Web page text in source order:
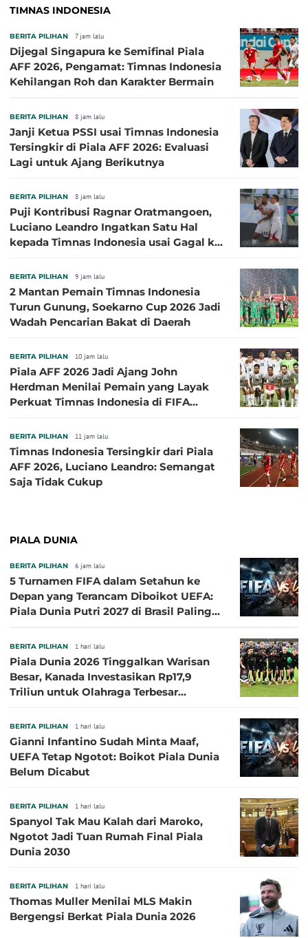
TIMNAS INDONESIA
BERITA PILIHAN 7 jam lalu
Dijegal Singapura ke Semifinal Piala
AFF 2026, Pengamat: Timnas Indonesia
Kehilangan Roh dan Karakter Bermain
BERITA PILIHAN 8 jam lalu
Janji Ketua PSSI usai Timnas Indonesia
Tersingkir di Piala AFF 2026: Evaluasi
Lagi untuk Ajang Berikutnya
BERITA PILIHAN 8 jam lalu
Puji Kontribusi Ragnar Oratmangoen,
Luciano Leandro Ingatkan Satu Hal
kepada Timnas Indonesia usai Gagal ke
BERITA PILIHAN 9 jam lalu
2 Mantan Pemain Timnas Indonesia
Turun Gunung, Soekarno Cup 2026 Jadi
Wadah Pencarian Bakat di Daerah
BERITA PILIHAN 10 jam lalu
Piala AFF 2026 Jadi Ajang John
Herdman Menilai Pemain yang Layak
Perkuat Timnas Indonesia di FIFA
BERITA PILIHAN 11 jam lalu
Timnas Indonesia Tersingkir dari Piala
AFF 2026, Luciano Leandro: Semangat
Saja Tidak Cukup
PIALA DUNIA
BERITA PILIHAN 6 jam lalu
5 Turnamen FIFA dalam Setahun ke
Depan yang Terancam Diboikot UEFA:
Piala Dunia Putri 2027 di Brasil Paling
BERITA PILIHAN 1 hari lalu
Piala Dunia 2026 Tinggalkan Warisan
Besar, Kanada Investasikan Rp17,9
Triliun untuk Olahraga Terbesar
BERITA PILIHAN 1 hari lalu
Gianni Infantino Sudah Minta Maaf,
UEFA Tetap Ngotot: Boikot Piala Dunia
Belum Dicabut
BERITA PILIHAN 1 hari lalu
Spanyol Tak Mau Kalah dari Maroko,
Ngotot Jadi Tuan Rumah Final Piala
Dunia 2030
BERITA PILIHAN 1 hari lalu
Thomas Muller Menilai MLS Makin
Bergengsi Berkat Piala Dunia 2026